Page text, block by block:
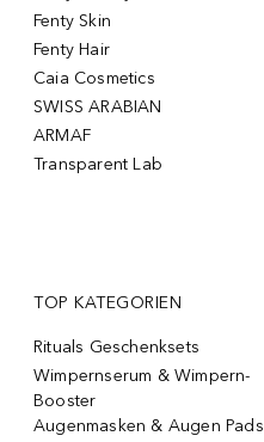
Fenty Skin
Fenty Hair
Caia Cosmetics
SWISS ARABIAN
ARMAF
Transparent Lab
TOP KATEGORIEN
Rituals Geschenksets
Wimpernserum & Wimpern-
Booster
Augenmasken & Augen Pads